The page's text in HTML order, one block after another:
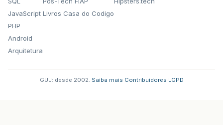
JavaScript
PHP
Android
Arquitetura
Livros Casa do Codigo
GUJ: desde 2002. Saiba mais Contribuidores LGPD